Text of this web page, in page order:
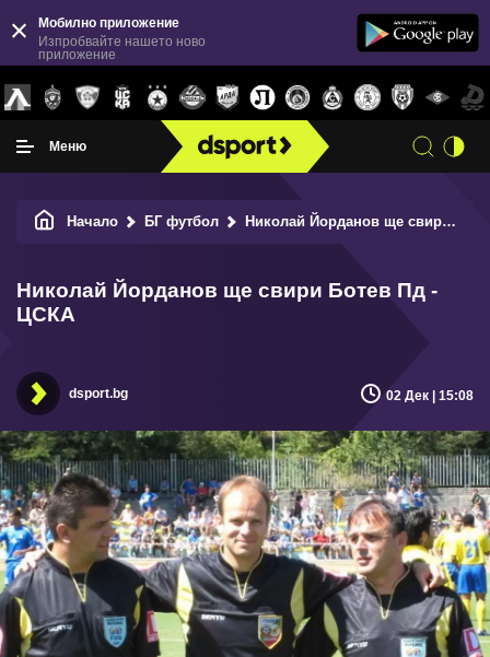
Мобилно приложение
Изпробвайте нашето ново
приложение
Меню
Начало БГ футбол Николай Йорданов ще свири Ботев Пд - ЦСКА
Николай Йорданов ще свири Ботев Пд -
ЦСКА
dsport.bg 02 Дек | 15:08